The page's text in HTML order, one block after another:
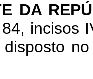
DA
incisos